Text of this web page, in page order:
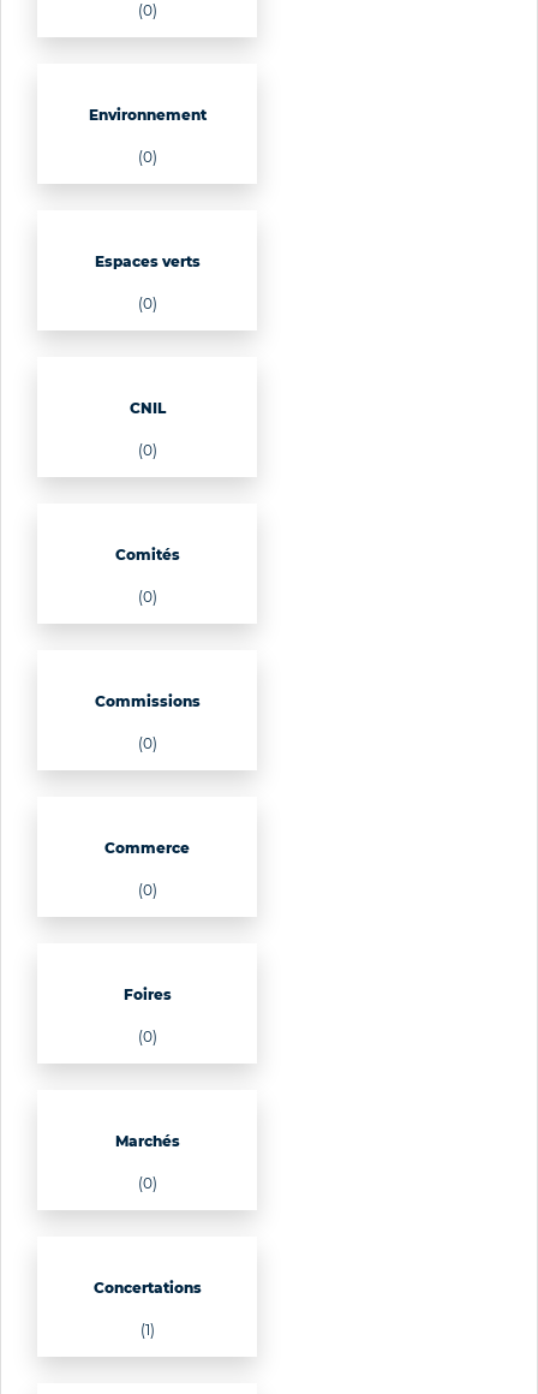
(0)
Environnement
(0)
Espaces verts
(0)
CNIL
(0)
Comités
(0)
Commissions
(0)
Commerce
(0)
Foires
(0)
Marchés
(0)
Concertations
(1)